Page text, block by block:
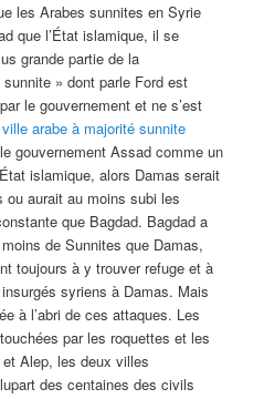
les Arabes sunnites en Syrie
que l’État islamique, il se
grande partie de la
» dont parle Ford est
le gouvernement et ne s’est
ville arabe à majorité sunnite
gouvernement Assad comme un
islamique, alors Damas serait
aurait au moins subi les
que Bagdad. Bagdad a
de Sunnites que Damas,
toujours à y trouver refuge et à
syriens à Damas. Mais
à l’abri de ces attaques. Les
par les roquettes et les
Alep, les deux villes
des centaines des civils